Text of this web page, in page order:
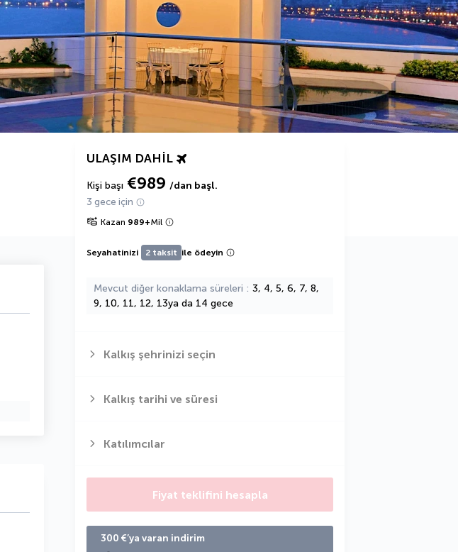
ULAŞIM DAHIL
Kişi başı €989 /dan başl.
3 gece için
Kazan 989+Mil
Seyahatinizi 2 taksit ile ödeyin
Mevcut diğer konaklama süreleri
3, 4, 5, 6, 7, 8,
9, 10, 11, 12, 13ya da 14 gece
Kalkış şehrinizi seçin
Kalkış tarihi ve süresi
Katılımcılar
Fiyat teklifini hesapla
300 €’ya varan indirim